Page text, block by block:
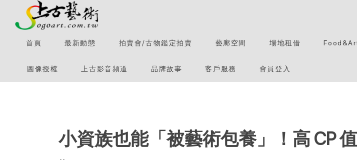
首頁 最新動態 拍賣會/古物鑑定拍賣 藝廊空間 場地租借
圖像授權 上古影音頻道 品牌故事 客戶服務 會員登入
小資族也能「被藝術包養」！高 CP